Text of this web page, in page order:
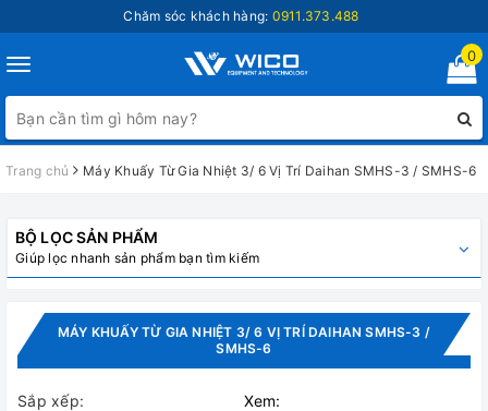
Chăm sóc khách hàng: 0911.373.488
Toggle
navigation
0
Trang chủ Máy Khuấy Từ Gia Nhiệt 3/ 6 Vị Trí Daihan SMHS-3 / SMHS-6
BỘ LỌC SẢN PHẨM
Giúp lọc nhanh sản phẩm bạn tìm kiếm
MÁY KHUẤY TỪ GIA NHIỆT 3/ 6 VỊ TRÍ DAIHAN SMHS-3 /
SMHS-6
Sắp xếp:
Xem: